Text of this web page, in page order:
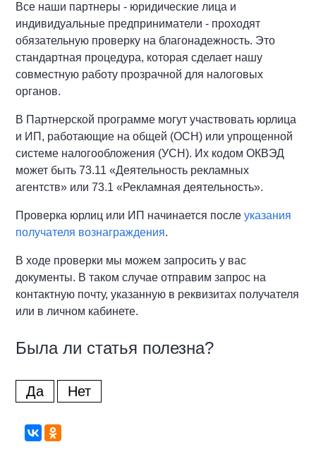
Все наши партнеры - юридические лица и
индивидуальные предприниматели - проходят
обязательную проверку на благонадежность. Это
стандартная процедура, которая сделает нашу
совместную работу прозрачной для налоговых
органов.
В Партнерской программе могут участвовать юрлица
и ИП, работающие на общей (ОСН) или упрощенной
системе налогообложения (УСН). Их кодом ОКВЭД
может быть 73.11 «Деятельность рекламных
агентств» или 73.1 «Рекламная деятельность».
Проверка юрлиц или ИП начинается послеуказания
получателя вознаграждения.
В ходе проверки мы можем запросить у вас
документы. В таком случае отправим запрос на
контактную почту, указанную в реквизитах получателя
или в личном кабинете.
Была ли статья полезна?
Да Нет